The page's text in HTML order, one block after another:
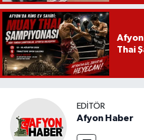
Thai
EDITÖR
Afyon Haber